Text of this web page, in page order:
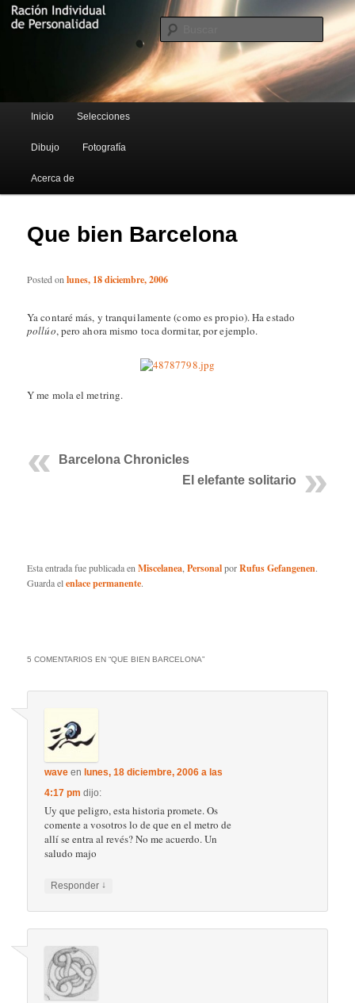
Ración Individual de Personalidad
Blog de Rufus Gefangenen
Buscar
Menú principal
Ir al contenido principal
Ir al contenido secundario
Inicio Selecciones
Dibujo Fotografía
Acerca de
Que bien Barcelona
Posted onlunes, 18 diciembre, 2006
Ya contaré más, y tranquilamente (como es propio). Ha estado
pollúo, pero ahora mismo toca dormitar, por ejemplo.
Y me mola el metring.
Barcelona Chronicles
El elefante solitario
Esta entrada fue publicada enMiscelanea ,PersonalporRufus Gefangenen.
Guarda elenlace permanente.
5 COMENTARIOS EN “QUE BIEN BARCELONA”
wave en lunes, 18 diciembre, 2006 a las
4:17 pm dijo:
Uy que peligro, esta historia promete. Os
comente a vosotros lo de que en el metro de
allí se entra al revés? No me acuerdo. Un
saludo majo
Responder ↓